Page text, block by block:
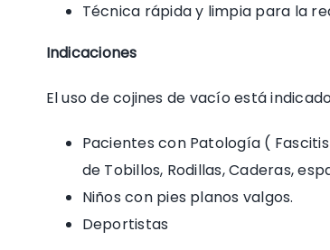
Técnica rápida y limpia para la
Indicaciones
El uso de cojines de vacío está
Pacientes con Patología (
de Tobillos, Rodillas, Caderas,
Niños con pies planos valgos.
Deportistas